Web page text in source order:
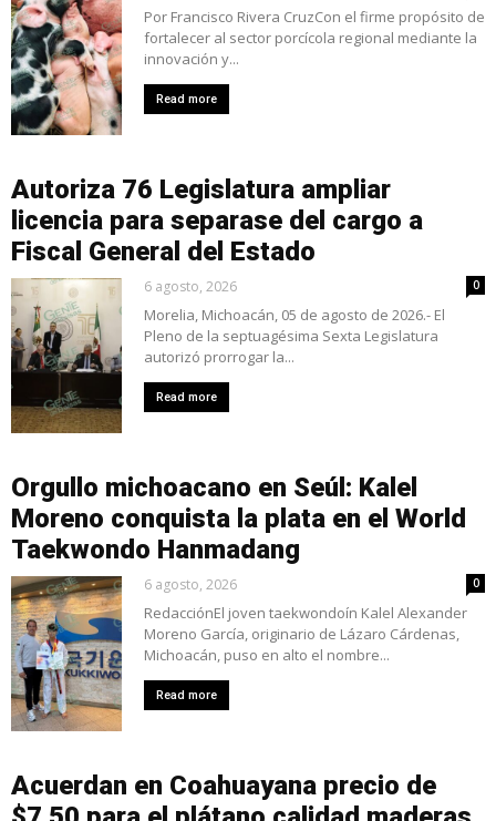
Por Francisco Rivera CruzCon el firme propósito de
fortalecer al sector porcícola regional mediante la
innovación y...
Read more
Autoriza 76 Legislatura ampliar
licencia para separase del cargo a
Fiscal General del Estado
6 agosto, 2026 0
Morelia, Michoacán, 05 de agosto de 2026.- El
Pleno de la septuagésima Sexta Legislatura
autorizó prorrogar la...
Read more
Orgullo michoacano en Seúl: Kalel
Moreno conquista la plata en el World
Taekwondo Hanmadang
6 agosto, 2026 0
RedacciónEl joven taekwondoín Kalel Alexander
Moreno García, originario de Lázaro Cárdenas,
Michoacán, puso en alto el nombre...
Read more
Acuerdan en Coahuayana precio de